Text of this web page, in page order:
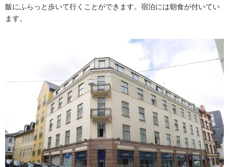
飯にふらっと歩いて行くことができます。宿泊には朝食が付いてい
ます。